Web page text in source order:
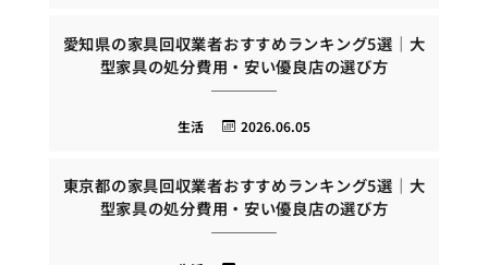
愛知県の家具回収業者おすすめランキング5選｜大
型家具の処分費用・安い優良店の選び方
2026.06.05
生活
東京都の家具回収業者おすすめランキング5選｜大
型家具の処分費用・安い優良店の選び方